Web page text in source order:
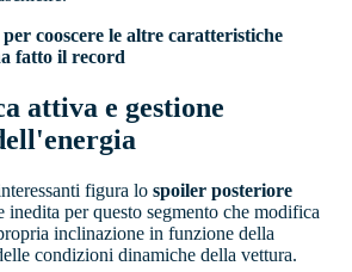
cooscere le altre caratteristiche
fatto il record
attiva e gestione
figura lo spoiler posteriore
inedita per questo segmento che modifica
inclinazione in funzione della
condizioni dinamiche della vettura.